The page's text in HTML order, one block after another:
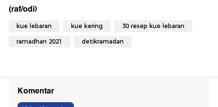
(raf/odi)
kue lebaran kue kering 30 resep kue lebaran
ramadhan 2021 detikramadan
Komentar